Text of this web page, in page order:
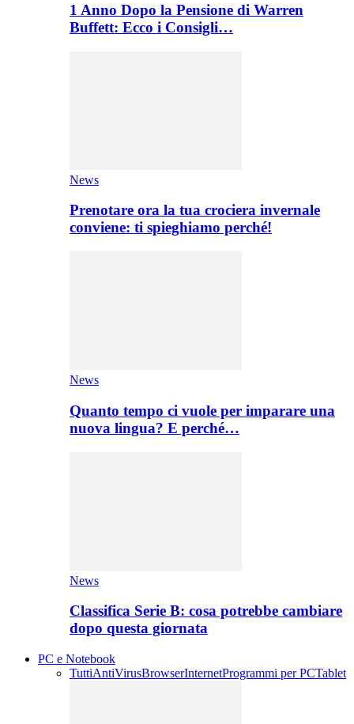
1 Anno Dopo la Pensione di Warren
Buffett: Ecco i Consigli…
News
Prenotare ora la tua crociera invernale
conviene: ti spieghiamo perché!
News
Quanto tempo ci vuole per imparare una
nuova lingua? E perché…
News
Classifica Serie B: cosa potrebbe cambiare
dopo questa giornata
PC e Notebook
TuttiAntiVirusBrowserInternetProgrammi per PCTablet